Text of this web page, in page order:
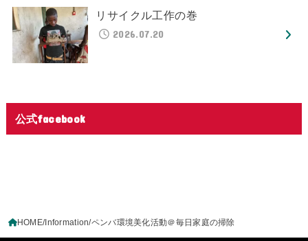
リサイクル工作の巻
2026.07.20
公式facebook
HOME Information ペンバ環境美化活動＠毎日家庭の掃除